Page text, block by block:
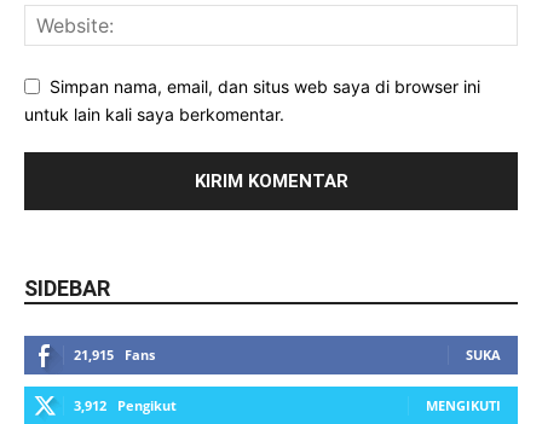
Simpan nama, email, dan situs web saya di browser ini
untuk lain kali saya berkomentar.
SIDEBAR
21,915 Fans SUKA
3,912 Pengikut MENGIKUTI